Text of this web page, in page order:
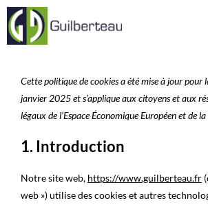
Passer
au
Cette politique de cookies a été mise à jour pour
janvier 2025 et s’applique aux citoyens et aux
légaux de l’Espace Économique Européen et de la
1. Introduction
Notre site web, https://www.guilberteau.fr
web ») utilise des cookies et autres